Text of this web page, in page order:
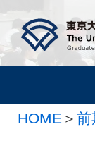
HOME ＞ 前